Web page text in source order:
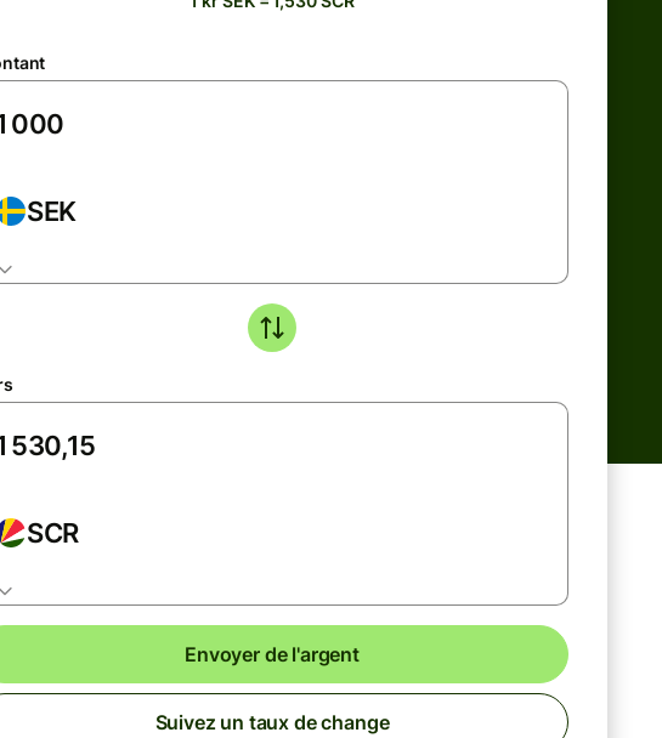
SEK
SCR
Envoyer de l'argent
Suivez un taux de change